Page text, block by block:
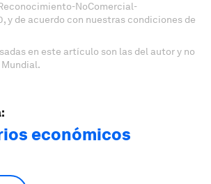
NoComercial-
y de acuerdo con nuestras condiciones de
en este artículo son las del autor y no
económicos